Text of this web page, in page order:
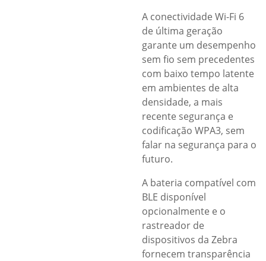
A conectividade Wi-Fi 6
de última geração
garante um desempenho
sem fio sem precedentes
com baixo tempo latente
em ambientes de alta
densidade, a mais
recente segurança e
codificação WPA3, sem
falar na segurança para o
futuro.
A bateria compatível com
BLE disponível
opcionalmente e o
rastreador de
dispositivos da Zebra
fornecem transparência